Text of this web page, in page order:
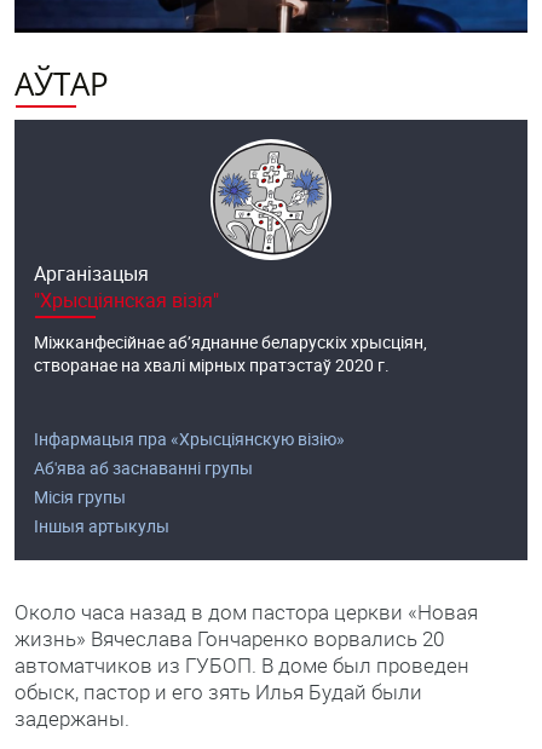
АЎТАР
Арганізацыя
"Хрысціянская візія"
Міжканфесійнае аб’яднанне беларускіх хрысціян,
створанае на хвалі мірных пратэстаў 2020 г.
Інфармацыя пра «Хрысціянскую візію»
Аб'ява аб заснаванні групы
Місія групы
Іншыя артыкулы
Около часа назад в дом пастора церкви «Новая
жизнь» Вячеслава Гончаренко ворвались 20
автоматчиков из ГУБОП. В доме был проведен
обыск, пастор и его зять Илья Будай были
задержаны.